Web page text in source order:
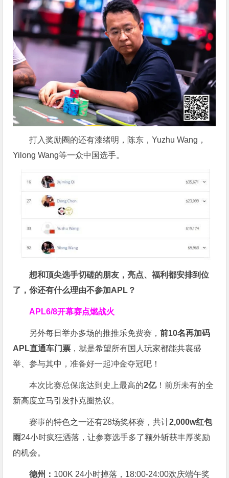
打入奖励圈的还有漆绪明，陈东，Yuzhu Wang，
Yilong Wang等一众中国选手。
想和顶尖选手切磋的朋友，亮点、福利都安排到位
了，你还有什么理由不参加APL？
APL6/8开幕赛点燃战火
另外每日举办多场的推推乐免费赛，前10名再加码
APL直通车门票 ，就是希望所有国人玩家都能共襄盛
举、参与其中，准备好一起冲金夺冠吧！
本次比赛总保底达到史上最高的2亿！前所未有的全
新高度立马引发扑克圈热议。
赛事的特色之一还有28场奖杯赛，共计2,000w红包
雨24小时疯狂洒落，让参赛选手多了额外斩获丰厚奖励
的机会。
德州： 100K 24小时掉落， 18:00-24:00欢庆端午奖